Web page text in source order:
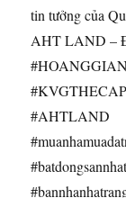
tin tưởng của
AHT LAND –
#AHTLAND